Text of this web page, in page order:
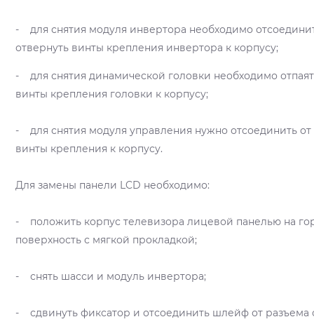
- для снятия модуля инвертора необходимо
отвернуть винты крепления инвертора к корпусу;
- для снятия динамической головки необходимо
винты крепления головки к корпусу;
- для снятия модуля управления нужно отсоединить от
винты крепления к корпусу.
Для замены панели LCD необходимо:
- положить корпус телевизора лицевой панелью на
поверхность с мягкой прокладкой;
- снять шасси и модуль инвертора;
- сдвинуть фиксатор и отсоединить шлейф от разъема